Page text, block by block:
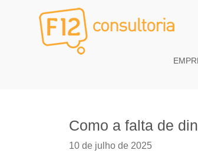
Como a falta de
10 de julho de 2025